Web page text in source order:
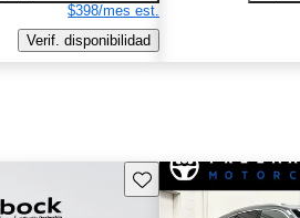
$398/mes est.
Verif. disponibilidad
Guarda este Aviso